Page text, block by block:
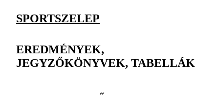
SPORTSZELEP
EREDMÉNYEK,
JEGYZŐKÖNYVEK, TABELLÁK